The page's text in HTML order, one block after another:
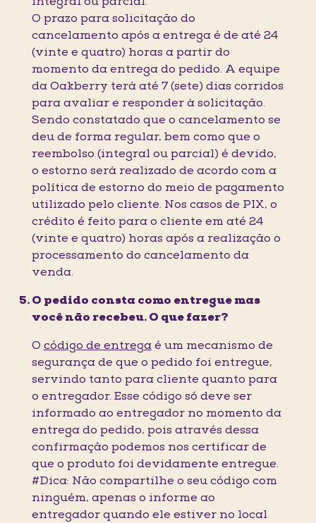
O prazo para solicitação do
cancelamento após a entrega é de até 24
(vinte e quatro) horas a partir do
momento da entrega do pedido. A equipe
da Oakberry terá até 7 (sete) dias corridos
para avaliar e responder à solicitação.
Sendo constatado que o cancelamento se
deu de forma regular, bem como que o
reembolso (integral ou parcial) é devido,
o estorno será realizado de acordo com a
política de estorno do meio de pagamento
utilizado pelo cliente. Nos casos de PIX, o
crédito é feito para o cliente em até 24
(vinte e quatro) horas após a realização o
processamento do cancelamento da
venda.
O pedido consta como entregue mas
você não recebeu. O que fazer?
O código de entregaé um mecanismo de
segurança de que o pedido foi entregue,
servindo tanto para cliente quanto para
o entregador. Esse código só deve ser
informado ao entregador no momento da
entrega do pedido, pois através dessa
confirmação podemos nos certificar de
que o produto foi devidamente entregue.
#Dica: Não compartilhe o seu código com
ninguém, apenas o informe ao
entregador quando ele estiver no local